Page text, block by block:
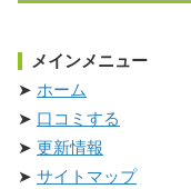
メインメニュー
ホーム
口コミする
更新情報
サイトマップ